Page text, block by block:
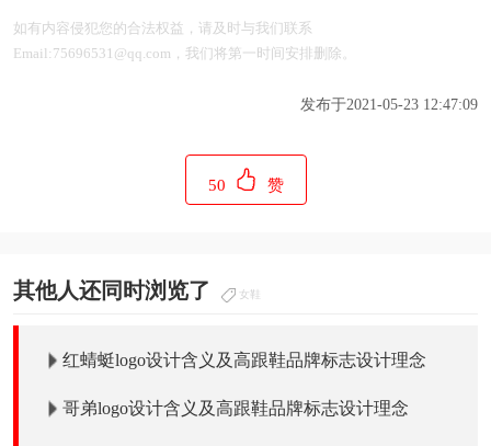
如有内容侵犯您的合法权益，请及时与我们联系
Email:75696531@qq.com，我们将第一时间安排删除。
发布于2021-05-23 12:47:09
50 赞
其他人还同时浏览了 女鞋
红蜻蜓logo设计含义及高跟鞋品牌标志设计理念
哥弟logo设计含义及高跟鞋品牌标志设计理念